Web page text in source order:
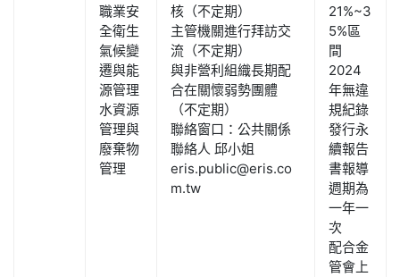
職業安
全衛生
氣候變
遷與能
源管理
水資源
管理與
廢棄物
管理
核（不定期）
主管機關進行拜訪交
流（不定期）
與非營利組織長期配
合在關懷弱勢團體
（不定期）
聯絡窗口：公共關係
聯絡人 邱小姐​
eris.public@eris.co
m.tw
21%~3
5%區
間
2024
年無違
規紀錄
發行永
續報告
書報導
週期為
一年一
次
配合金
管會上